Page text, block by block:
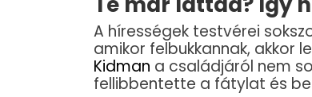
A hírességek testvérei
amikor felbukkannak, akkor
Kidman a családjáról nem
fellibbentette a fátylat és